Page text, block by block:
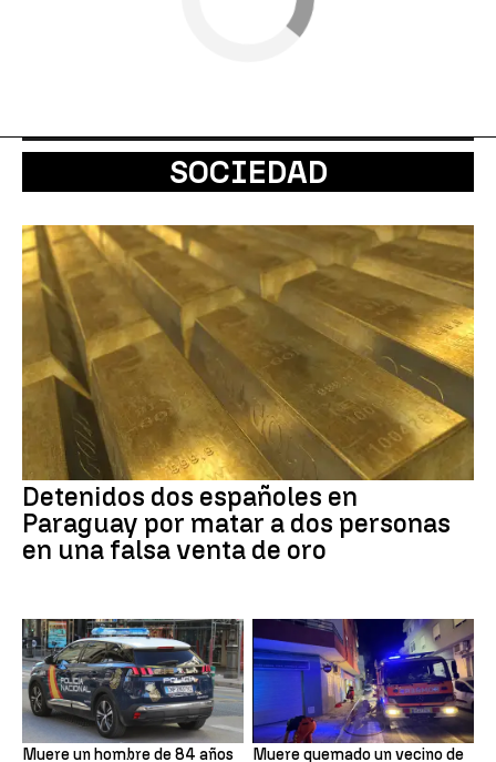
SOCIEDAD
Detenidos dos españoles en
Paraguay por matar a dos personas
en una falsa venta de oro
Muere un hombre de 84 años Muere quemado un vecino de